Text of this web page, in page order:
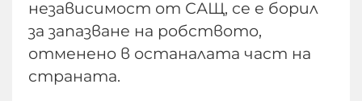
независимост от САЩ, се е борил
за запазване на робството,
отменено в останалата част на
страната.